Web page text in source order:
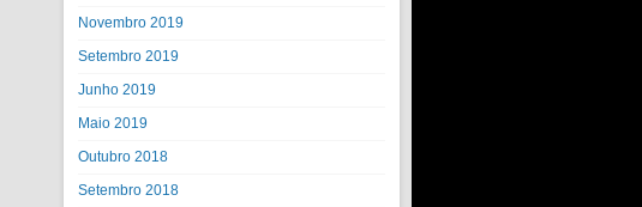
Novembro 2019
Setembro 2019
Junho 2019
Maio 2019
Outubro 2018
Setembro 2018